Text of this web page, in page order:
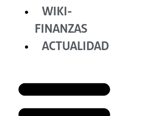
WIKI-
FINANZAS
ACTUALIDAD